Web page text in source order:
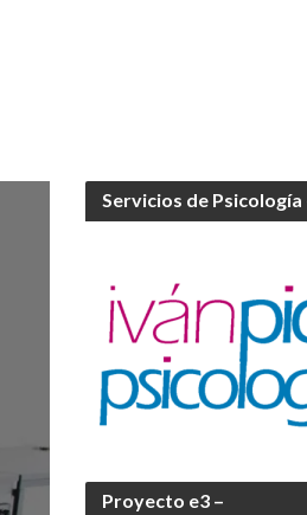
Servicios de Psicología
Proyecto e3 –